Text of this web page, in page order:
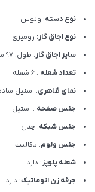
نوع دسته: ونوس
نوع اجاق گاز: رومیزی
سایز اجاق گاز: طول: 97 سانتی متر عرض: 50 سانتی متر
تعداد شعله : 6 شعله
نمای ظاهری: استیل
جنس صفحه : استیل
جنس شبکه: چدن
جنس ولوم: باکالیت
شعله پلوپز: دارد
جرقه زن اتوماتیک: دارد